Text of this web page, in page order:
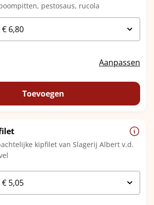
pestosaus, rucola
Aanpassen
Toevoegen
kipfilet van Slagerij Albert v.d.